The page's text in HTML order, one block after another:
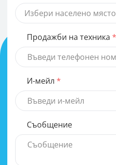
Избери населено място
Продажби на техника
И-мейл
Съобщение